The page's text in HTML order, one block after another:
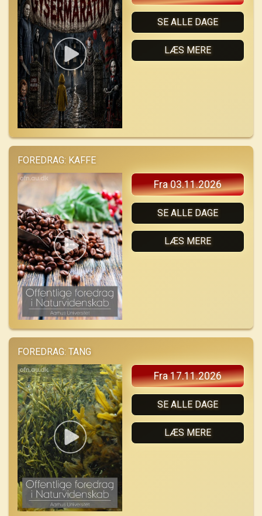
SE ALLE DAGE
LÆS MERE
FOREDRAG: KAFFE
Fra 03.11.2026
SE ALLE DAGE
LÆS MERE
FOREDRAG: TANG
Fra 17.11.2026
SE ALLE DAGE
LÆS MERE